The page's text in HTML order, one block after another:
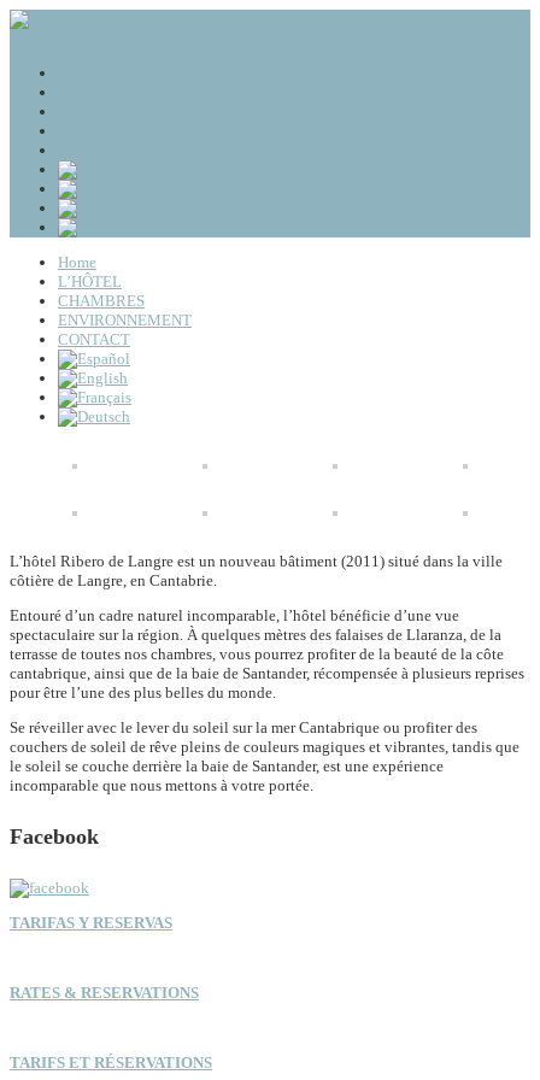
Home
L’HÔTEL
CHAMBRES
ENVIRONNEMENT
CONTACT
L’hôtel Ribero de Langre est un nouveau bâtiment (2011) situé dans la ville
côtière de Langre, en Cantabrie.
Entouré d’un cadre naturel incomparable, l’hôtel bénéficie d’une vue
spectaculaire sur la région. À quelques mètres des falaises de Llaranza, de la
terrasse de toutes nos chambres, vous pourrez profiter de la beauté de la côte
cantabrique, ainsi que de la baie de Santander, récompensée à plusieurs reprises
pour être l’une des plus belles du monde.
Se réveiller avec le lever du soleil sur la mer Cantabrique ou profiter des
couchers de soleil de rêve pleins de couleurs magiques et vibrantes, tandis que
le soleil se couche derrière la baie de Santander, est une expérience
incomparable que nous mettons à votre portée.
Facebook
TARIFAS Y RESERVAS
RATES & RESERVATIONS
TARIFS ET RÉSERVATIONS